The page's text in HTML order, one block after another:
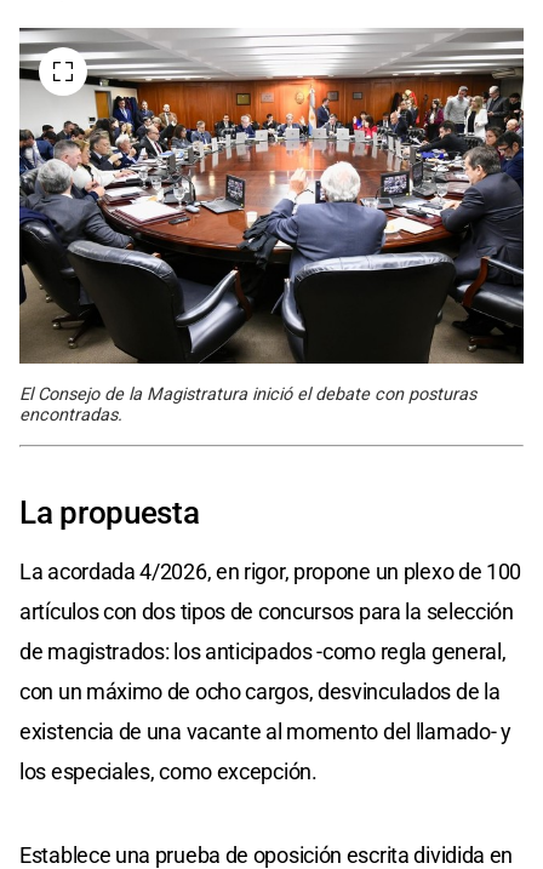
El Consejo de la Magistratura inició el debate con posturas
encontradas.
La propuesta
La acordada 4/2026, en rigor, propone un plexo de 100
artículos con dos tipos de concursos para la selección
de magistrados: los anticipados -como regla general,
con un máximo de ocho cargos, desvinculados de la
existencia de una vacante al momento del llamado- y
los especiales, como excepción.
Establece una prueba de oposición escrita dividida en